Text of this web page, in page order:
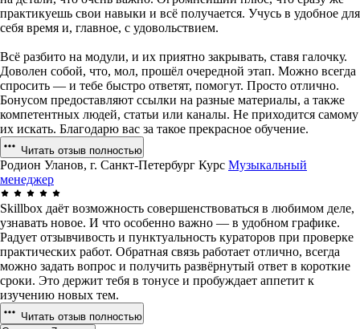
практикуешь свои навыки и всё получается. Учусь в удобное для
себя время и, главное, с удовольствием.
Всё разбито на модули, и их приятно закрывать, ставя галочку.
Доволен собой, что, мол, прошёл очередной этап. Можно всегда
спросить — и тебе быстро ответят, помогут. Просто отлично.
Бонусом предоставляют ссылки на разные материалы, а также
компетентных людей, статьи или каналы. Не приходится самому
их искать. Благодарю вас за такое прекрасное обучение.
Читать отзыв полностью
Родион Уланов, г. Санкт-Петербург Курс Музыкальный
менеджер
Skillbox даёт возможность совершенствоваться в любимом деле,
узнавать новое. И что особенно важно — в удобном графике.
Радует отзывчивость и пунктуальность кураторов при проверке
практических работ. Обратная связь работает отлично, всегда
можно задать вопрос и получить развёрнутый ответ в короткие
сроки. Это держит тебя в тонусе и пробуждает аппетит к
изучению новых тем.
Читать отзыв полностью